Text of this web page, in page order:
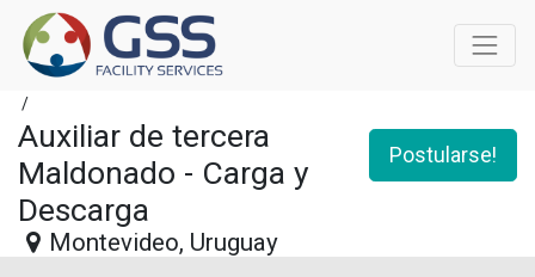
Postularse!
/
Auxiliar de tercera
Maldonado - Carga y
Descarga
Montevideo, Uruguay